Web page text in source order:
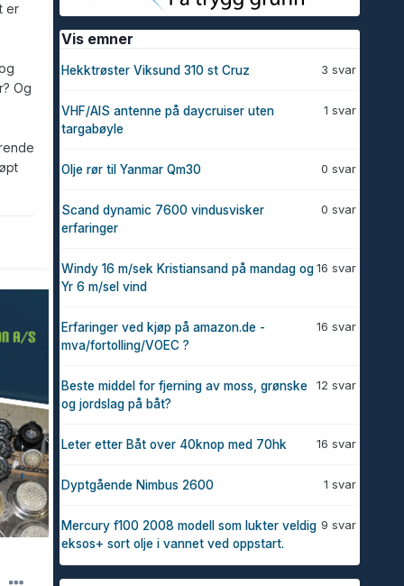
er
Og
Vis emner
3 svar
Hekktrøster Viksund 310 st Cruz
1 svar
VHF/AIS antenne på daycruiser uten
targabøyle
0 svar
Olje rør til Yanmar Qm30
0 svar
Scand dynamic 7600 vindusvisker
erfaringer
16 svar
Windy 16 m/sek Kristiansand på mandag og
Yr 6 m/sel vind
16 svar
Erfaringer ved kjøp på amazon.de -
mva/fortolling/VOEC ?
12 svar
Beste middel for fjerning av moss, grønske
og jordslag på båt?
16 svar
Leter etter Båt over 40knop med 70hk
1 svar
Dyptgående Nimbus 2600
9 svar
Mercury f100 2008 modell som lukter veldig
eksos+ sort olje i vannet ved oppstart.